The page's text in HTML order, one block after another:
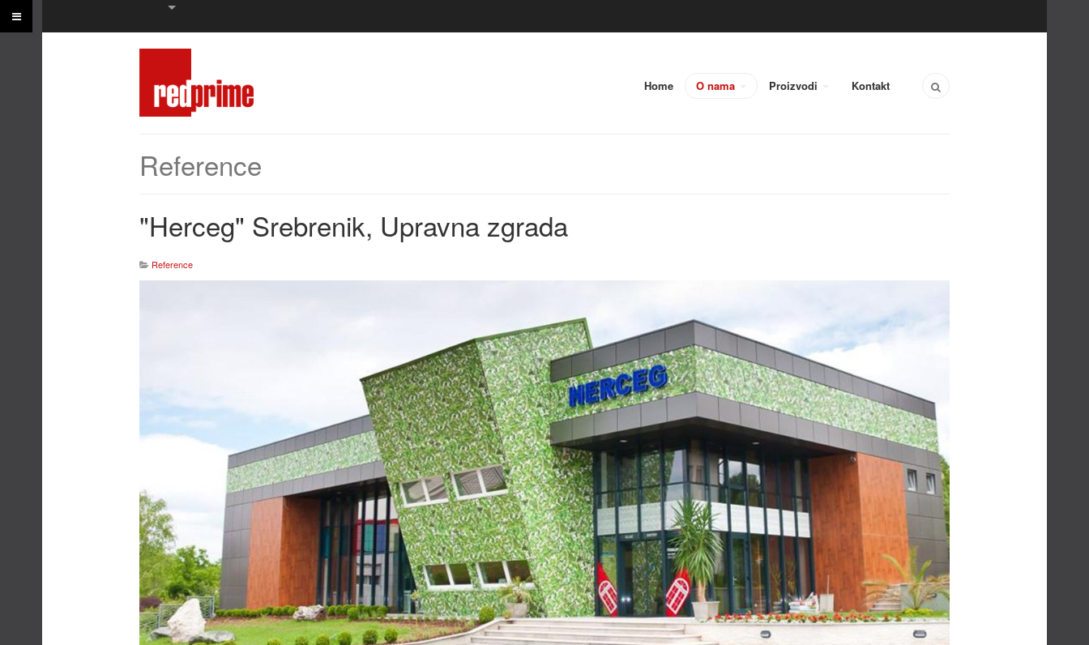
Home O nama Proizvodi Kontakt
Reference
"Herceg" Srebrenik, Upravna zgrada
Reference